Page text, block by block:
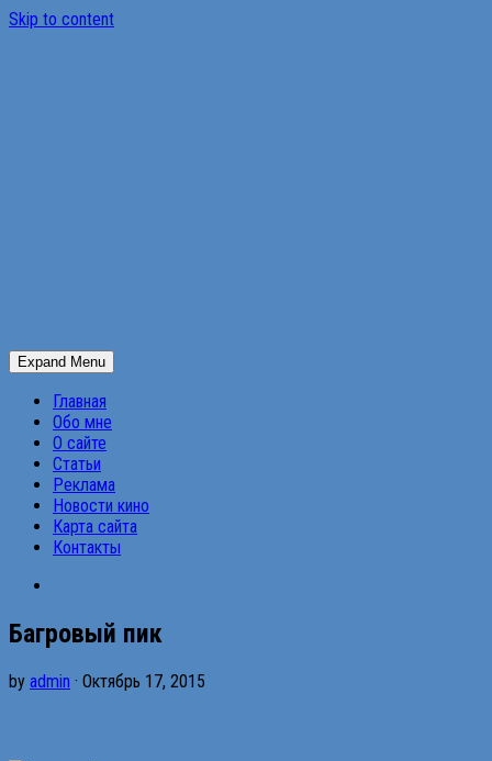
Skip to content
Expand Menu
Главная
Обо мне
О сайте
Статьи
Реклама
Новости кино
Карта сайта
Контакты
Багровый пик
by admin · Октябрь 17, 2015